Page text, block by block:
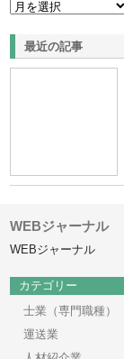
最近の記事
WEBジャーナル
WEBジャーナル
カテゴリー
士業（専門職種）
運送業